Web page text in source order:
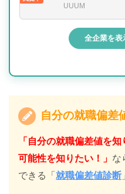
UUUM
全企業を
自分の就職偏差
「自分の就職偏差値を
可能性を知りたい！」 な
できる「 就職偏差値診断